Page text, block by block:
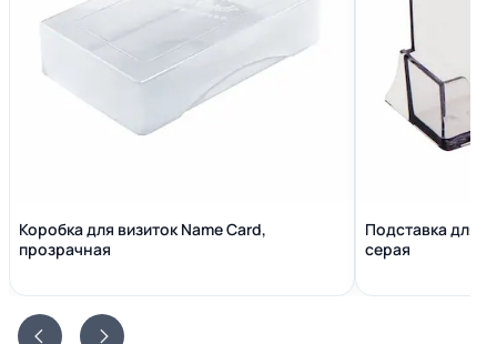
Коробка для визиток Name Сard,
прозрачная
Подставка для
серая